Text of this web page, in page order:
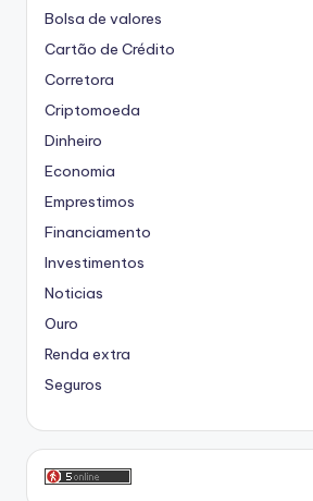
Bolsa de valores
Cartão de Crédito
Corretora
Criptomoeda
Dinheiro
Economia
Emprestimos
Financiamento
Investimentos
Noticias
Ouro
Renda extra
Seguros